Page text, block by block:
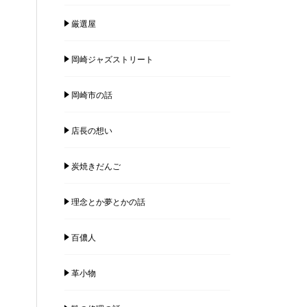
厳選屋
岡崎ジャズストリート
岡崎市の話
店長の想い
炭焼きだんご
理念とか夢とかの話
百儂人
革小物